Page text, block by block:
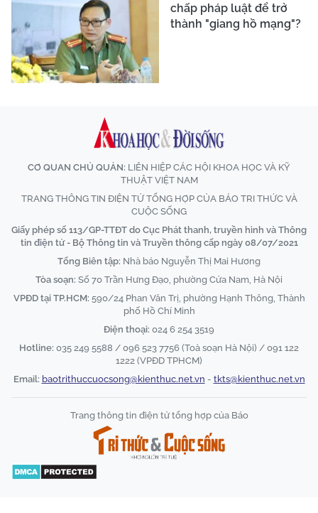
chấp pháp luật để trở
thành "giang hồ mạng"?
CƠ QUAN CHỦ QUẢN: LIÊN HIỆP CÁC HỘI KHOA HỌC VÀ KỸ
THUẬT VIỆT NAM
TRANG THÔNG TIN ĐIỆN TỬ TỔNG HỢP CỦA BÁO TRI THỨC VÀ
CUỘC SỐNG
Giấy phép số 113/GP-TTĐT do Cục Phát thanh, truyền hình và Thông
tin điện tử - Bộ Thông tin và Truyền thông cấp ngày 08/07/2021
Tổng Biên tập: Nhà báo Nguyễn Thị Mai Hương
Tòa soạn: Số 70 Trần Hưng Đạo, phường Cửa Nam, Hà Nội
VPĐD tại TP.HCM: 590/24 Phan Văn Trị, phường Hạnh Thông, Thành
phố Hồ Chí Minh
Điện thoại: 024 6 254 3519
Hotline: 035 249 5588 / 096 523 7756 (Toà soạn Hà Nội) / 091 122
1222 (VPĐD TPHCM)
Email: baotrithuccuocsong@kienthuc.net.vn - tkts@kienthuc.net.vn
Trang thông tin điện tử tổng hợp của Báo